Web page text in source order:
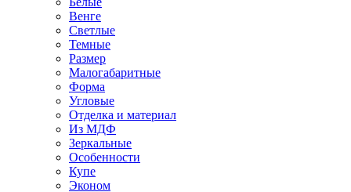
Венге
Светлые
Темные
Размер
Малогабаритные
Форма
Угловые
Отделка и материал
Из МДФ
Зеркальные
Особенности
Купе
Эконом